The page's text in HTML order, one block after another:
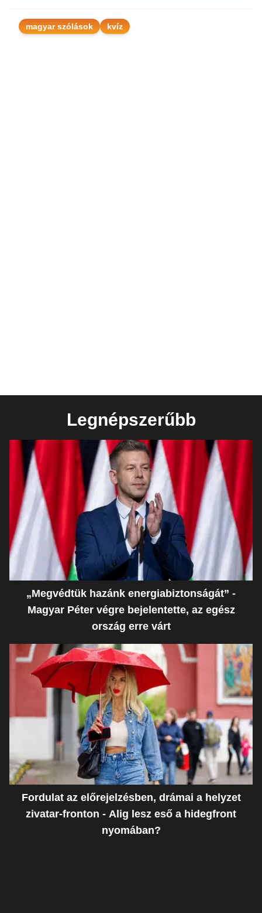
magyar szólások kvíz
Legnépszerűbb
„Megvédtük hazánk energiabiztonságát” -
Magyar Péter végre bejelentette, az egész
ország erre várt
Fordulat az előrejelzésben, drámai a helyzet
zivatar-fronton - Alig lesz eső a hidegfront
nyomában?